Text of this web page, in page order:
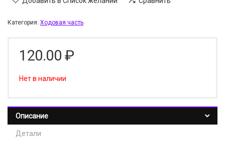
Категория: Ходовая часть
120.00 ₽
Нет в наличии
Описание
Детали